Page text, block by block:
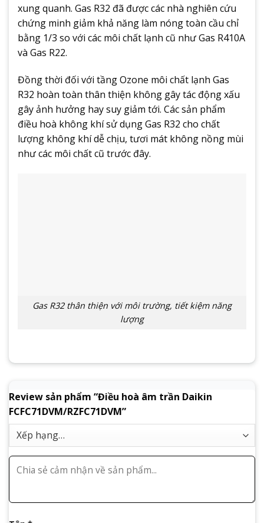
xung quanh. Gas R32 đã được các nhà nghiên cứu
chứng minh giảm khả năng làm nóng toàn cầu chỉ
bằng 1/3 so với các môi chất lạnh cũ như Gas R410A
và Gas R22.
Đồng thời đối với tầng Ozone môi chất lạnh Gas
R32 hoàn toàn thân thiện không gây tác động xấu
gây ảnh hưởng hay suy giảm tới. Các sản phẩm
điều hoà không khí sử dụng Gas R32 cho chất
lượng không khí dễ chịu, tươi mát không nồng mùi
như các môi chất cũ trước đây.
Gas R32 thân thiện với môi trường, tiết kiệm năng
lượng
Review sản phẩm “Điều hoà âm trần Daikin
FCFC71DVM/RZFC71DVM”